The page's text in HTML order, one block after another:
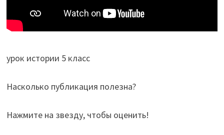
урок истории 5 класс
Насколько публикация полезна?
Нажмите на звезду, чтобы оценить!